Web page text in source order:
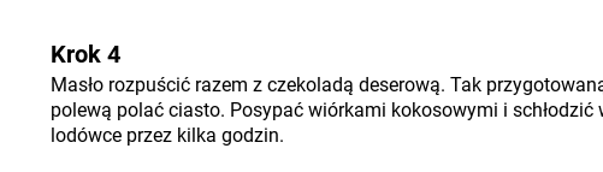
Krok 4
Masło rozpuścić razem z czekoladą deserową. Tak
polewą polać ciasto. Posypać wiórkami kokosowymi i schłodzić
lodówce przez kilka godzin.